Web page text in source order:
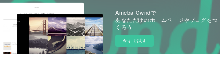
Ameba Owndで
あなただけのホームページやブログをつ
くろう
今すぐ試す